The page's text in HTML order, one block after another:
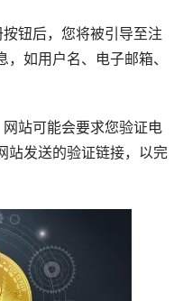
钮后，您将被引导至注
如用户名、电子邮箱、
站可能会要求您验证电
站发送的验证链接，以完